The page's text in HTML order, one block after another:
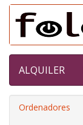
ALQUILER
Ordenadores